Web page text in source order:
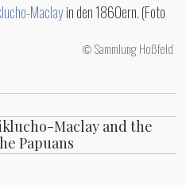
Maclayin den 1860ern. (Foto
© Sammlung Hoßfeld
Maclay and the
Papuans